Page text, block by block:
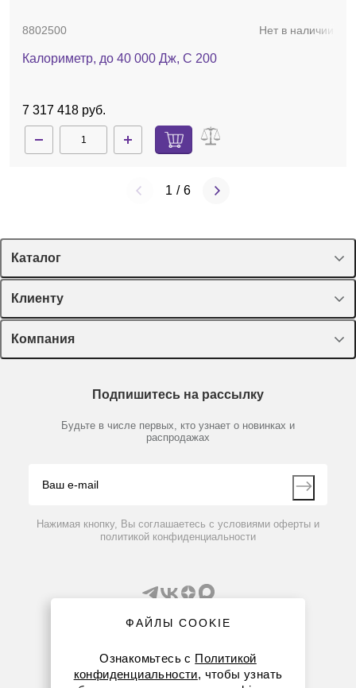
8802500 Нет в наличии
Калориметр, до 40 000 Дж, C 200
7 317 418 руб.
1 / 6
Каталог
Спецпредложения
Оборудование, приборы
Пластик, стекло, принадлежности
Химические реактивы, препараты, наборы
Производители
Клиенту
Лекторий Диаэм
Доставка и оплата
Мобильное приложение
Компания
Партнеры
Контакты
Подпишитесь на рассылку
Будьте в числе первых, кто узнает о новинках и
распродажах
Нажимая кнопку, Вы соглашаетесь с условиями оферты и
политикой конфиденциальности
ФАЙЛЫ COOKIE
Ознакомьтесь с Политикой
конфиденциальности, чтобы узнать